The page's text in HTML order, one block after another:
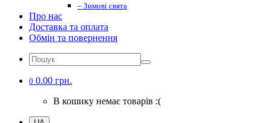
– Зимові свята
Про нас
Доставка та оплата
Обмін та повернення
0 0.00 грн.
В кошику немає товарів :(